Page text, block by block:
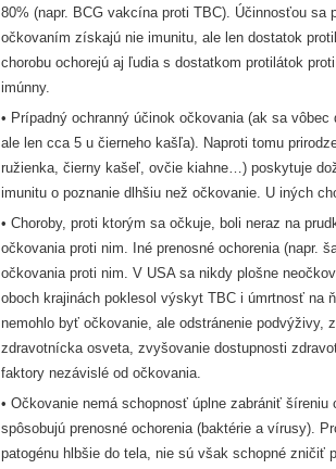
80% (napr. BCG vakcína proti TBC). Účinnosťou
očkovaním získajú nie imunitu, ale len dostatok
chorobu ochorejú aj ľudia s dostatkom protilátok
imúnny.
• Prípadný ochranný účinok očkovania (ak sa
ale len cca 5 u čierneho kašľa). Naproti tomu
ružienka, čierny kašeľ, ovčie kiahne…) poskytuje
imunitu o poznanie dlhšiu než očkovanie. U iných
• Choroby, proti ktorým sa očkuje, boli neraz na
očkovania proti nim. Iné prenosné ochorenia (napr.
očkovania proti nim. V USA sa nikdy plošne
oboch krajinách poklesol výskyt TBC i úmrtnosť na
nemohlo byť očkovanie, ale odstránenie podvýživy,
zdravotnícka osveta, zvyšovanie dostupnosti
faktory nezávislé od očkovania.
• Očkovanie nemá schopnosť úplne zabrániť
spôsobujú prenosné ochorenia (baktérie a vírusy).
patogénu hlbšie do tela, nie sú však schopné zničiť